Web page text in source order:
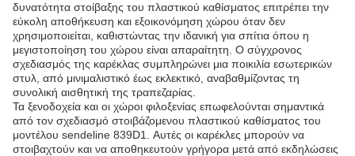
δυνατότητα στοίβαξης του πλαστικού καθίσματος επιτρέπει την
εύκολη αποθήκευση και εξοικονόμηση χώρου όταν δεν
χρησιμοποιείται, καθιστώντας την ιδανική για σπίτια όπου η
μεγιστοποίηση του χώρου είναι απαραίτητη. Ο σύγχρονος
σχεδιασμός της καρέκλας συμπληρώνει μια ποικιλία εσωτερικών
στυλ, από μινιμαλιστικό έως εκλεκτικό, αναβαθμίζοντας τη
συνολική αισθητική της τραπεζαρίας.
Τα ξενοδοχεία και οι χώροι φιλοξενίας επωφελούνται σημαντικά
από τον σχεδιασμό στοιβάζομενου πλαστικού καθίσματος του
μοντέλου sendeline 839D1. Αυτές οι καρέκλες μπορούν να
στοιβαχτούν και να αποθηκευτούν γρήγορα μετά από εκδηλώσεις